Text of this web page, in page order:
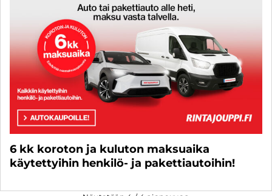
6 kk koroton ja kuluton maksuaika
käytettyihin henkilö- ja pakettiautoihin!